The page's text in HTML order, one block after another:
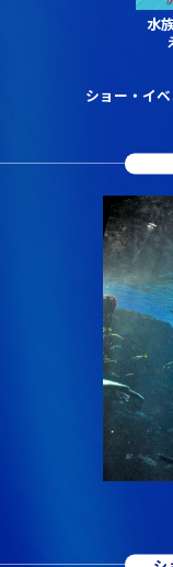
水
ショー・イ